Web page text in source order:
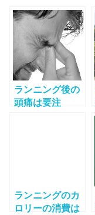
ランニング後の
頭痛は要注
ランニングのカ
ロリーの消費は